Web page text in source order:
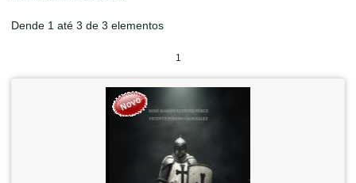
Dende 1 até 3 de 3 elementos
1